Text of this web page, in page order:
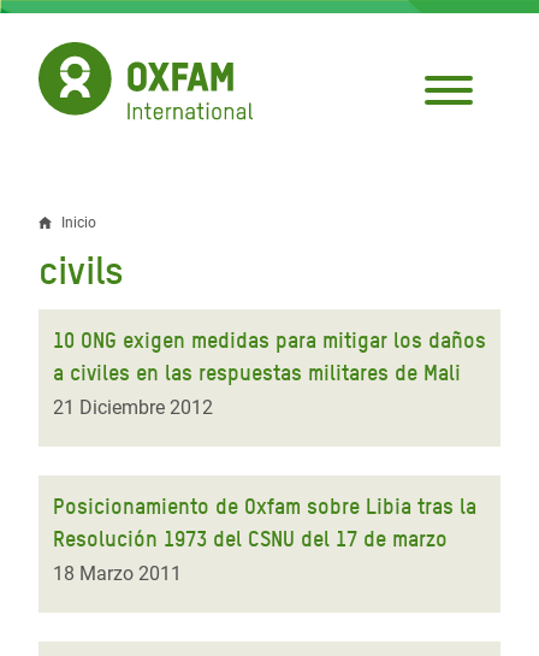
Pasar
contenido
principal
Sobrescribir
enlaces
de
ayuda
la
navegación
Inicio
civils
10 ONG exigen medidas para mitigar los daños
a civiles en las respuestas militares de Mali
21 Diciembre 2012
Posicionamiento de Oxfam sobre Libia tras la
Resolución 1973 del CSNU del 17 de marzo
18 Marzo 2011